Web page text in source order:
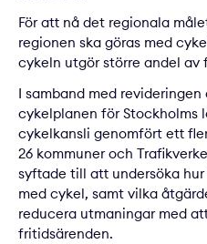
För att nå det regionala
regionen ska göras med
cykeln utgör större andel av
I samband med
cykelplanen för Stockholms
cykelkansli genomfört ett
26 kommuner och
syftade till att undersöka
med cykel, samt vilka
reducera utmaningar med
fritidsärenden.